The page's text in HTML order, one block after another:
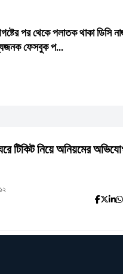
পর থেকে পলাতক থাকা ডিসি
ফেসবুক প...
টিকিট নিয়ে অনিয়মের